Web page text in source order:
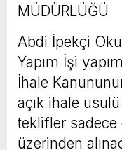
MÜDÜRLÜĞÜ
Abdi İpekçi
Yapım İşi
İhale
açık ihale
teklifler sadece
üzerinden